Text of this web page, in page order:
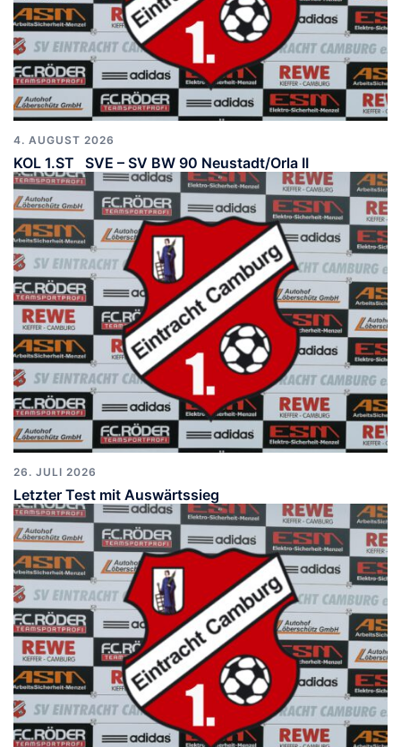
4. AUGUST 2026
KOL 1.ST SVE – SV BW 90 Neustadt/Orla II
26. JULI 2026
Letzter Test mit Auswärtssieg